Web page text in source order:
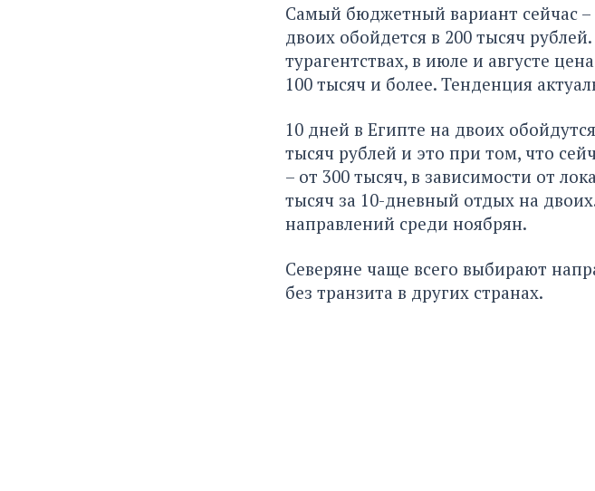
Самый бюджетный вариант сейчас –
двоих обойдется в 200 тысяч
турагентствах, в июле и августе
100 тысяч и более. Тенденция
10 дней в Египте на двоих
тысяч рублей и это при том, что
– от 300 тысяч, в зависимости от
тысяч за 10-дневный отдых на
направлений среди ноябрян.
Северяне чаще всего выбирают
без транзита в других странах.